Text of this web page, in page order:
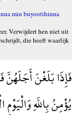
min buyootihinna
Verwijdert hen niet uit
die heeft waarlijk
فَإِذَا بَلَغْنَ
يُؤْمِنُ بِاللَّهِ